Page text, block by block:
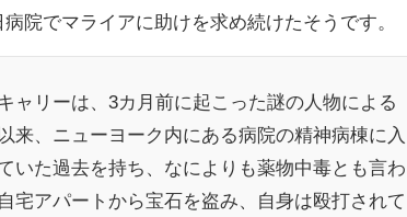
院でマライアに助けを求め続けたそうです。
ャリーは、3カ月前に起こった謎の人物による
来、ニューヨーク内にある病院の精神病棟に入
いた過去を持ち、なによりも薬物中毒とも言わ
宅アパートから宝石を盗み、自身は殴打されて